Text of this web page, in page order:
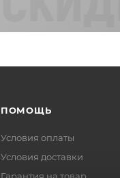
ПОМОЩЬ
Условия оплаты
Условия доставки